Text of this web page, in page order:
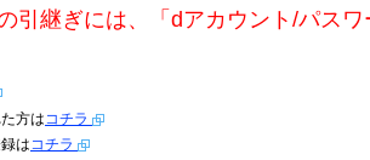
引継ぎには、「dアカウント/パス
方はコチラ
はコチラ